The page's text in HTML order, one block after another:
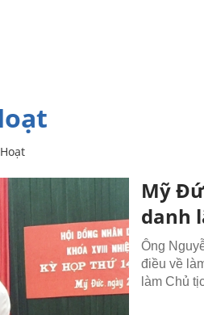
Mỹ
danh
Ông
điều về
làm Chủ